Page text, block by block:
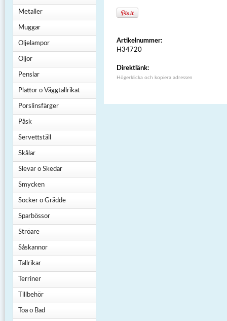
Metaller
Muggar
Oljelampor
Oljor
Penslar
Plattor o Väggtallrikat
Porslinsfärger
Påsk
Servettställ
Skålar
Slevar o Skedar
Smycken
Socker o Grädde
Sparbössor
Ströare
Såskannor
Tallrikar
Terriner
Tillbehör
Toa o Bad
Artikelnummer:
H34720
Direktlänk:
Högerklicka och kopiera adressen